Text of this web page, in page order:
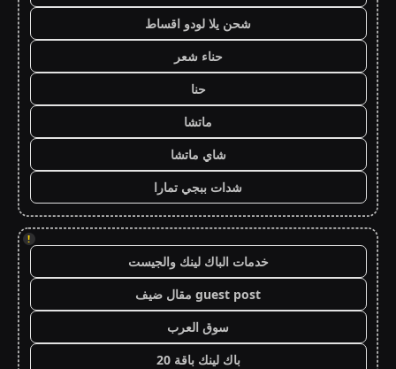
شحن يلا لودو اقساط
حناء شعر
حنا
ماتشا
شاي ماتشا
شدات ببجي تمارا
!
خدمات الباك لينك والجيست
guest post مقال ضيف
سوق العرب
باك لينك باقة 20